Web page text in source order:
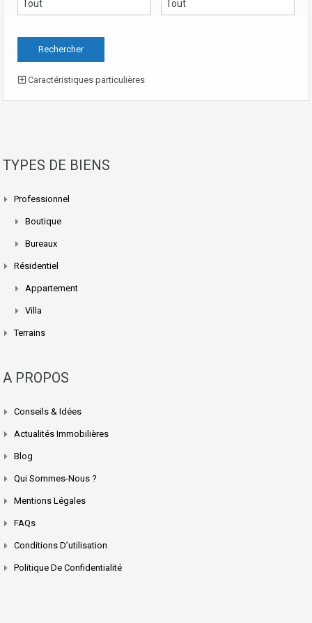
Caractéristiques particulières
TYPES DE BIENS
Professionnel
Boutique
Bureaux
Résidentiel
Appartement
Villa
Terrains
A PROPOS
Conseils & Idées
Actualités Immobilières
Blog
Qui Sommes-Nous ?
Mentions Légales
FAQs
Conditions D’utilisation
Politique De Confidentialité